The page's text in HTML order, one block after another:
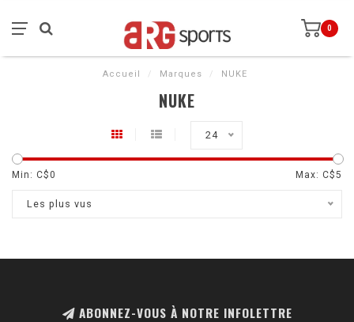
0
Accueil / Marques / NUKE
NUKE
24
Min: C$0 Max: C$5
Les plus vus
ABONNEZ-VOUS À NOTRE INFOLETTRE